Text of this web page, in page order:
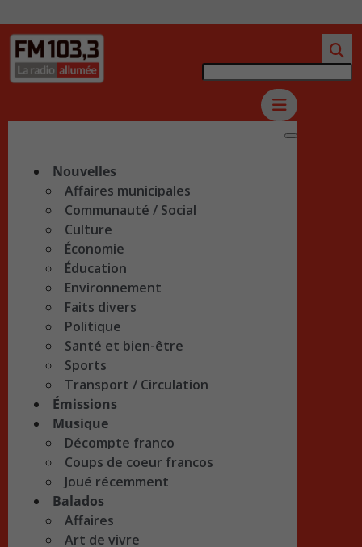
Nouvelles
Affaires municipales
Communauté / Social
Culture
Économie
Éducation
Environnement
Faits divers
Politique
Santé et bien-être
Sports
Transport / Circulation
Émissions
Musique
Décompte franco
Coups de coeur francos
Joué récemment
Balados
Affaires
Art de vivre